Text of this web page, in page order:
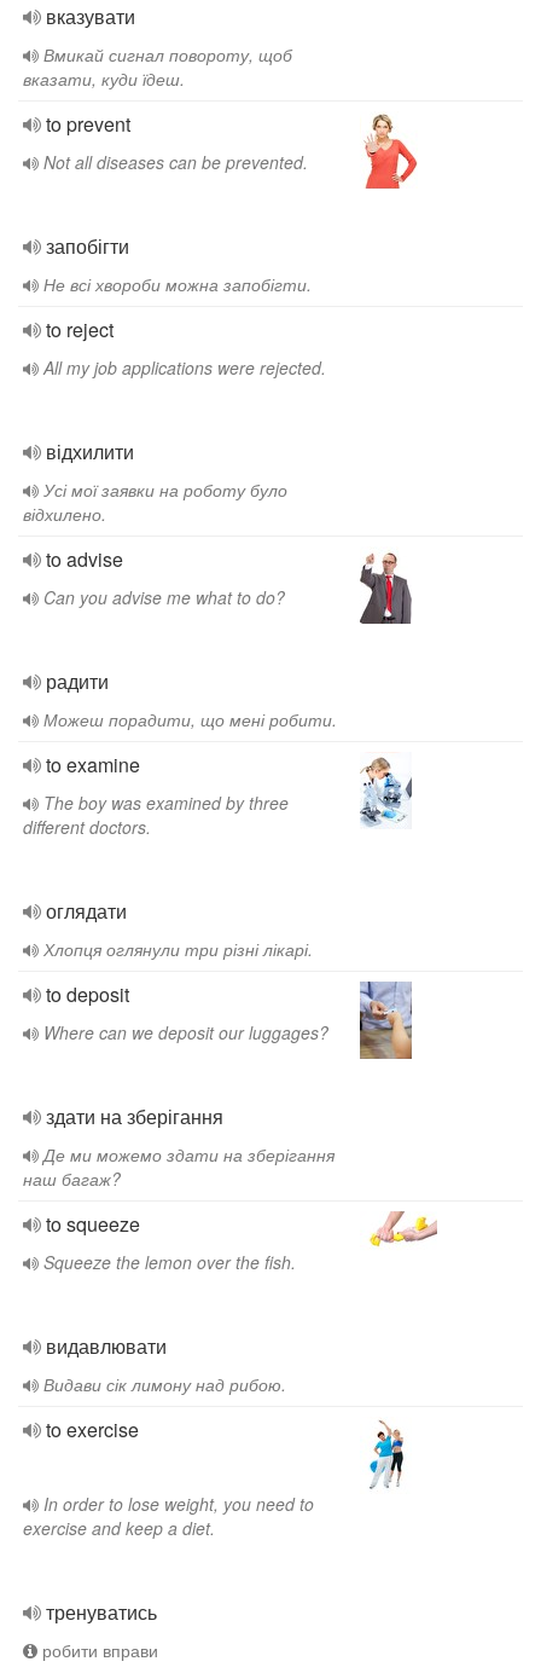
вказувати
Вмикай сигнал повороту, щоб
вказати, куди їдеш.
to prevent
Not all diseases can be prevented.
запобігти
Не всі хвороби можна запобігти.
to reject
All my job applications were rejected.
відхилити
Усі мої заявки на роботу було
відхилено.
to advise
Can you advise me what to do?
радити
Можеш порадити, що мені робити.
to examine
The boy was examined by three
different doctors.
оглядати
Хлопця оглянули три різні лікарі.
to deposit
Where can we deposit our luggages?
здати на зберігання
Де ми можемо здати на зберігання
наш багаж?
to squeeze
Squeeze the lemon over the fish.
видавлювати
Видави сік лимону над рибою.
to exercise
In order to lose weight, you need to
exercise and keep a diet.
тренуватись
робити вправи